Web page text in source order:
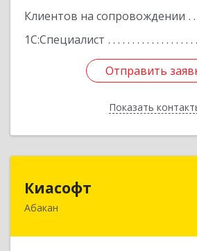
Клиентов на сопровождении
1С:Специалист
Отправить
Показать
Отправить
Назад
Киасофт
Абакан
655017, Хакасия Респ, Абакан